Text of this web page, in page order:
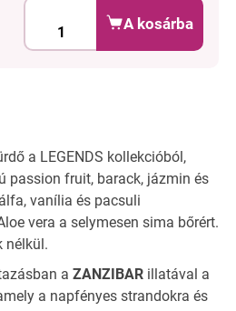
A kosárba
a LEGENDS kollekcióból,
passion fruit, barack, jázmin és
vanília és pacsuli
vera a selymesen sima bőrért.
nélkül.
a ZANZIBAR illatával a
a napfényes strandokra és